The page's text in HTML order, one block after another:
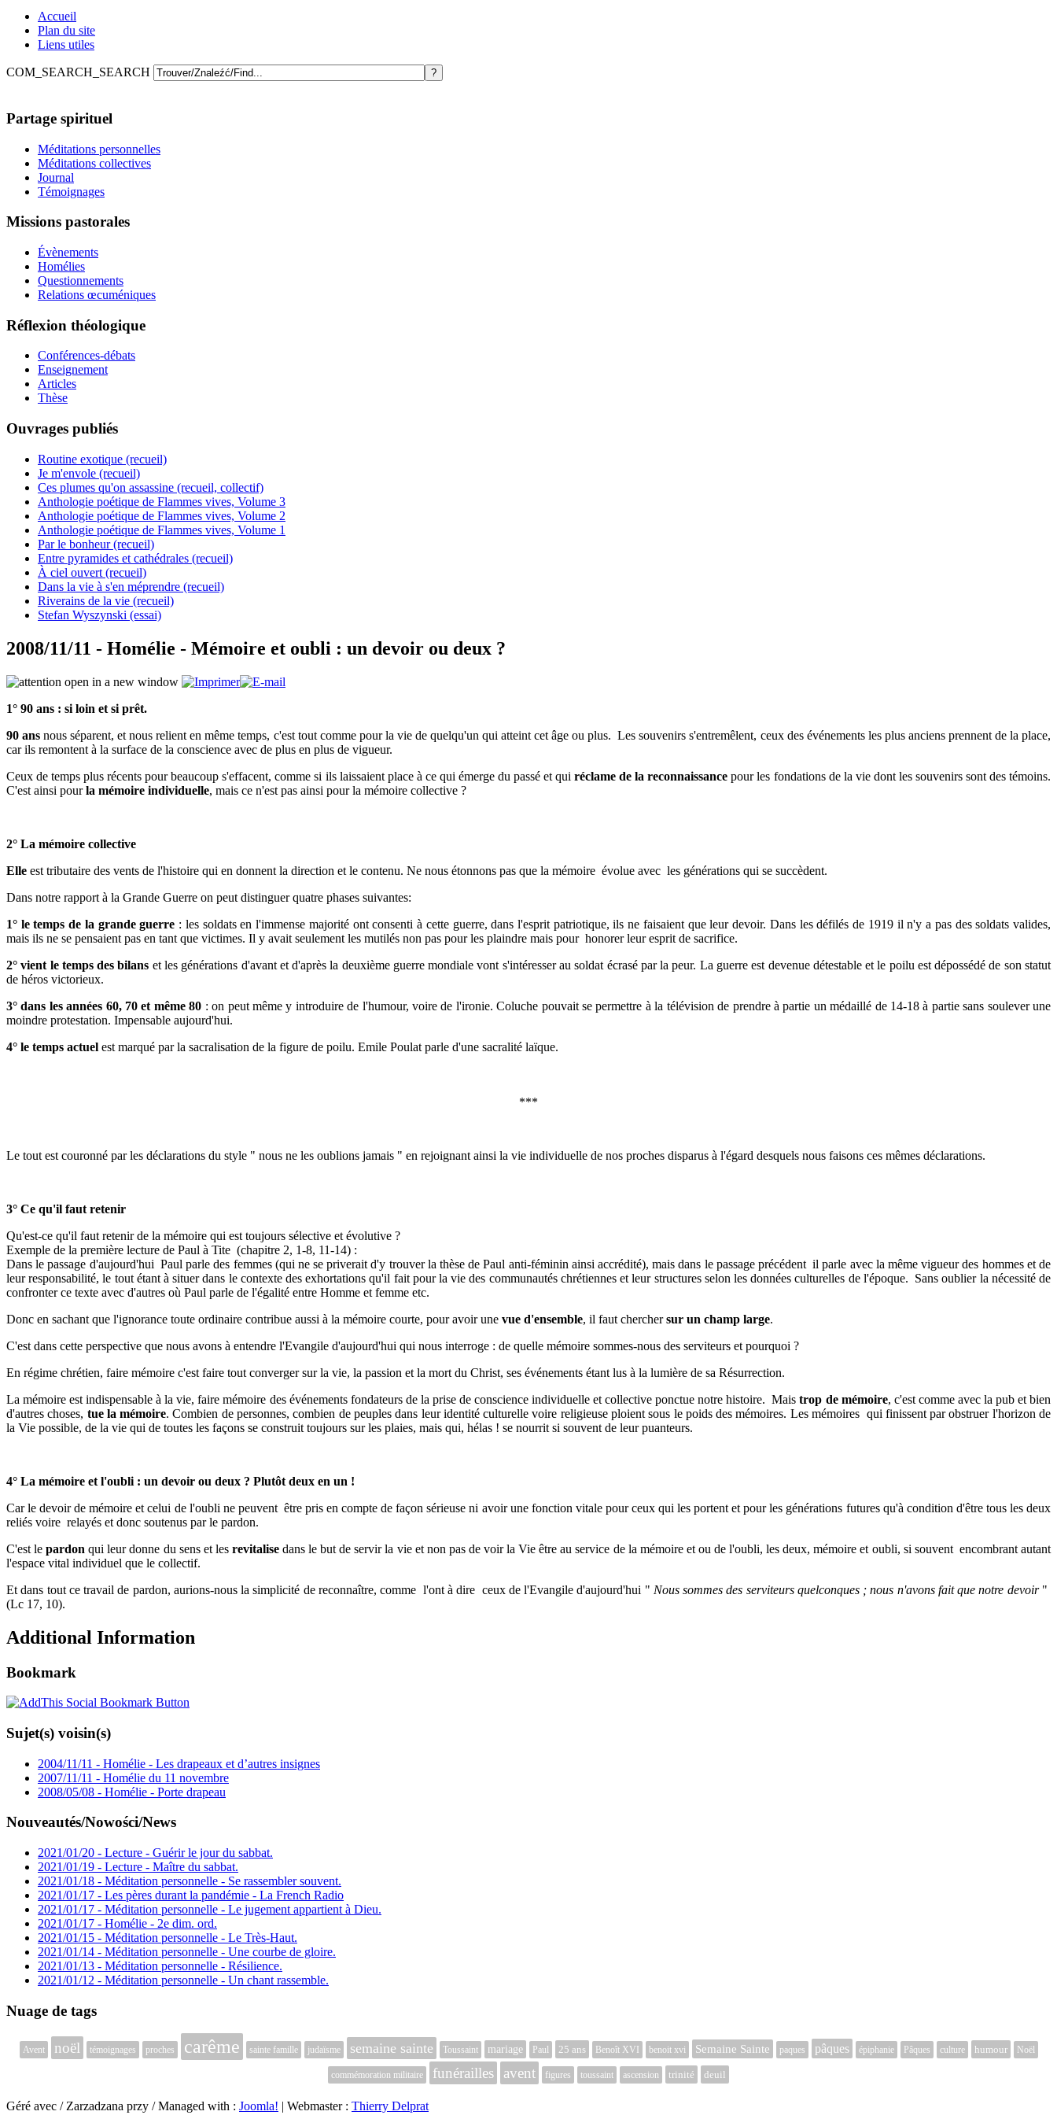
Accueil
Plan du site
Liens utiles
COM_SEARCH_SEARCH
Partage spirituel
Méditations personnelles
Méditations collectives
Journal
Témoignages
Missions pastorales
Évènements
Homélies
Questionnements
Relations œcuméniques
Réflexion théologique
Conférences-débats
Enseignement
Articles
Thèse
Ouvrages publiés
Routine exotique (recueil)
Je m'envole (recueil)
Ces plumes qu'on assassine (recueil, collectif)
Anthologie poétique de Flammes vives, Volume 3
Anthologie poétique de Flammes vives, Volume 2
Anthologie poétique de Flammes vives, Volume 1
Par le bonheur (recueil)
Entre pyramides et cathédrales (recueil)
À ciel ouvert (recueil)
Dans la vie à s'en méprendre (recueil)
Riverains de la vie (recueil)
Stefan Wyszynski (essai)
2008/11/11 - Homélie - Mémoire et oubli : un devoir ou deux ?
1° 90 ans : si loin et si prêt.
90 ans nous séparent, et nous relient en même temps, c'est tout comme pour la vie de quelqu'un qui atteint cet âge ou plus. Les souvenirs s'entremêlent, ceux des événements les plus anciens prennent de la place,
car ils remontent à la surface de la conscience avec de plus en plus de vigueur.
Ceux de temps plus récents pour beaucoup s'effacent, comme si ils laissaient place à ce qui émerge du passé et quiréclame de la reconnaissance pour les fondations de la vie dont les souvenirs sont des témoins.
C'est ainsi pourla mémoire individuelle, mais ce n'est pas ainsi pour la mémoire collective ?
2° La mémoire collective
Elle est tributaire des vents de l'histoire qui en donnent la direction et le contenu. Ne nous étonnons pas que la mémoire évolue avec les générations qui se succèdent.
Dans notre rapport à la Grande Guerre on peut distinguer quatre phases suivantes:
1° le temps de la grande guerre : les soldats en l'immense majorité ont consenti à cette guerre, dans l'esprit patriotique, ils ne faisaient que leur devoir. Dans les défilés de 1919 il n'y a pas des soldats valides,
mais ils ne se pensaient pas en tant que victimes. Il y avait seulement les mutilés non pas pour les plaindre mais pour honorer leur esprit de sacrifice.
2° vient le temps des bilans et les générations d'avant et d'après la deuxième guerre mondiale vont s'intéresser au soldat écrasé par la peur. La guerre est devenue détestable et le poilu est dépossédé de son statut
de héros victorieux.
3° dans les années 60, 70 et même 80 : on peut même y introduire de l'humour, voire de l'ironie. Coluche pouvait se permettre à la télévision de prendre à partie un médaillé de 14-18 à partie sans soulever une
moindre protestation. Impensable aujourd'hui.
4° le temps actuel est marqué par la sacralisation de la figure de poilu. Emile Poulat parle d'une sacralité laïque.
***
Le tout est couronné par les déclarations du style " nous ne les oublions jamais " en rejoignant ainsi la vie individuelle de nos proches disparus à l'égard desquels nous faisons ces mêmes déclarations.
3° Ce qu'il faut retenir
Qu'est-ce qu'il faut retenir de la mémoire qui est toujours sélective et évolutive ?
Exemple de la première lecture de Paul à Tite (chapitre 2, 1-8, 11-14) :
Dans le passage d'aujourd'hui Paul parle des femmes (qui ne se priverait d'y trouver la thèse de Paul anti-féminin ainsi accrédité), mais dans le passage précédent il parle avec la même vigueur des hommes et de
leur responsabilité, le tout étant à situer dans le contexte des exhortations qu'il fait pour la vie des communautés chrétiennes et leur structures selon les données culturelles de l'époque. Sans oublier la nécessité de
confronter ce texte avec d'autres où Paul parle de l'égalité entre Homme et femme etc.
Donc en sachant que l'ignorance toute ordinaire contribue aussi à la mémoire courte, pour avoir une vue d'ensemble, il faut cherchersur un champ large.
C'est dans cette perspective que nous avons à entendre l'Evangile d'aujourd'hui qui nous interroge : de quelle mémoire sommes-nous des serviteurs et pourquoi ?
En régime chrétien, faire mémoire c'est faire tout converger sur la vie, la passion et la mort du Christ, ses événements étant lus à la lumière de sa Résurrection.
La mémoire est indispensable à la vie, faire mémoire des événements fondateurs de la prise de conscience individuelle et collective ponctue notre histoire. Maistrop de mémoire, c'est comme avec la pub et bien
d'autres choses, tue la mémoire. Combien de personnes, combien de peuples dans leur identité culturelle voire religieuse ploient sous le poids des mémoires. Les mémoires qui finissent par obstruer l'horizon de
la Vie possible, de la vie qui de toutes les façons se construit toujours sur les plaies, mais qui, hélas ! se nourrit si souvent de leur puanteurs.
4° La mémoire et l'oubli : un devoir ou deux ? Plutôt deux en un !
Car le devoir de mémoire et celui de l'oubli ne peuvent être pris en compte de façon sérieuse ni avoir une fonction vitale pour ceux qui les portent et pour les générations futures qu'à condition d'être tous les deux
reliés voire relayés et donc soutenus par le pardon.
C'est lepardon qui leur donne du sens et les revitalisedans le but de servir la vie et non pas de voir la Vie être au service de la mémoire et ou de l'oubli, les deux, mémoire et oubli, si souvent encombrant autant
l'espace vital individuel que le collectif.
Et dans tout ce travail de pardon, aurions-nous la simplicité de reconnaître, comme l'ont à dire ceux de l'Evangile d'aujourd'hui " Nous sommes des serviteurs quelconques ; nous n'avons fait que notre devoir"
(Lc 17, 10).
Additional Information
Bookmark
Sujet(s) voisin(s)
2004/11/11 - Homélie - Les drapeaux et d’autres insignes
2007/11/11 - Homélie du 11 novembre
2008/05/08 - Homélie - Porte drapeau
Nouveautés/Nowości/News
2021/01/20 - Lecture - Guérir le jour du sabbat.
2021/01/19 - Lecture - Maître du sabbat.
2021/01/18 - Méditation personnelle - Se rassembler souvent.
2021/01/17 - Les pères durant la pandémie - La French Radio
2021/01/17 - Méditation personnelle - Le jugement appartient à Dieu.
2021/01/17 - Homélie - 2e dim. ord.
2021/01/15 - Méditation personnelle - Le Très-Haut.
2021/01/14 - Méditation personnelle - Une courbe de gloire.
2021/01/13 - Méditation personnelle - Résilience.
2021/01/12 - Méditation personnelle - Un chant rassemble.
Nuage de tags
Avent noël témoignages proches carême sainte famille judaïsme semaine sainte Toussaint mariage Paul 25 ans Benoît XVI benoit xvi Semaine Sainte paques pâques épiphanie Pâques culture humour Noël
commémoration militaire funérailles avent figures toussaint ascension trinité deuil
Géré avec / Zarzadzana przy / Managed with : Joomla! | Webmaster : Thierry Delprat